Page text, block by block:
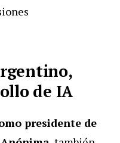
de IA
presidente de